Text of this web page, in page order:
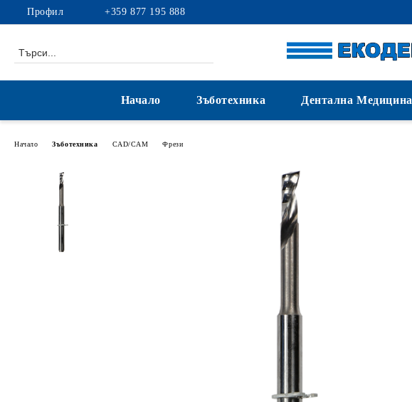
Профил +359 877 195 888
Начало Зъботехника Дентална Медицина
Начало Зъботехника CAD/CAM Фрези